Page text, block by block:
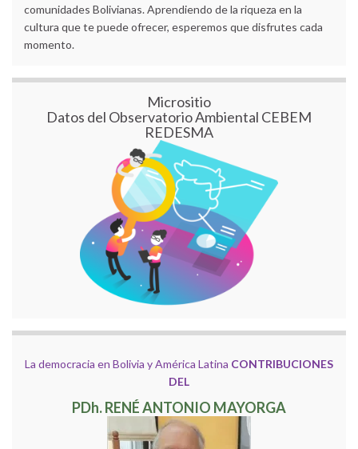
comunidades Bolivianas. Aprendiendo de la riqueza en la
cultura que te puede ofrecer, esperemos que disfrutes cada
momento.
Micrositio
Datos del Observatorio Ambiental CEBEM
REDESMA
La democracia en Bolivia y América Latina CONTRIBUCIONES
DEL
PDh. RENÉ ANTONIO MAYORGA